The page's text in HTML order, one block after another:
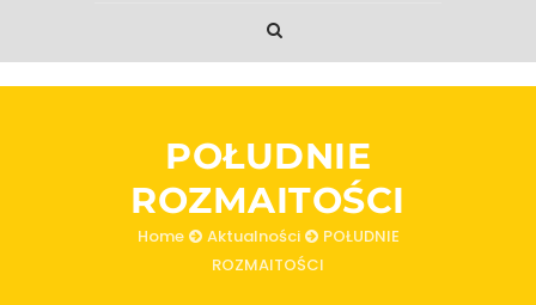
POŁUDNIE
ROZMAITOŚCI
Home Aktualności
POŁUDNIE
ROZMAITOŚCI